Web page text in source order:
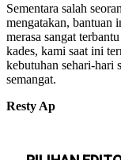
Sementara salah
mengatakan, bantuan
merasa sangat
kades, kami saat ini
kebutuhan sehari-hari
semangat.
Resty Ap